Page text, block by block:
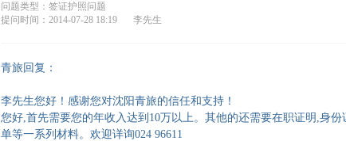
问题类型：签证护照问题
提问时间：2014-07-28 18:19
李先生
青旅回复：
李先生您好！感谢您对沈阳青旅的信任和支持！
您好,首先需要您的年收入达到10万以上。其他的还需要在职证明,身
单等一系列材料。欢迎详询024 96611